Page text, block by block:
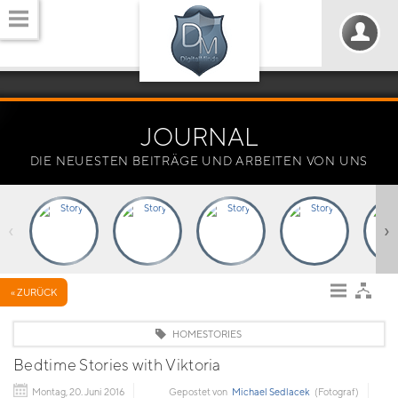
JOURNAL
DIE NEUESTEN BEITRÄGE UND ARBEITEN VON UNS
‹ ›
« ZURÜCK
HOMESTORIES
Bedtime Stories with Viktoria
Montag, 20. Juni 2016 Gepostet von Michael Sedlacek (Fotograf)